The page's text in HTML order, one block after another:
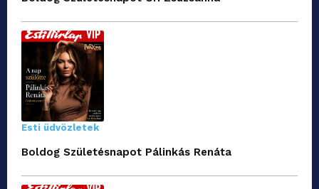
Esti üdvözletek
Boldog Születésnapot Pálinkás Renáta